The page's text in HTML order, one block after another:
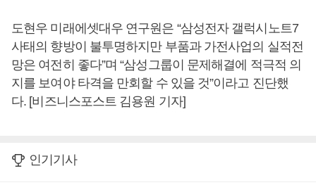
도현우 미래에셋대우 연구원은 “삼성전자 갤럭시노트7
사태의 향방이 불투명하지만 부품과 가전사업의 실적전
망은 여전히 좋다”며 “삼성그룹이 문제해결에 적극적 의
지를 보여야 타격을 만회할 수 있을 것”이라고 진단했
다. [비즈니스포스트 김용원 기자]
인기기사